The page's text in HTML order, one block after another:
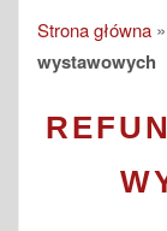
Strona główna »
wystawowych